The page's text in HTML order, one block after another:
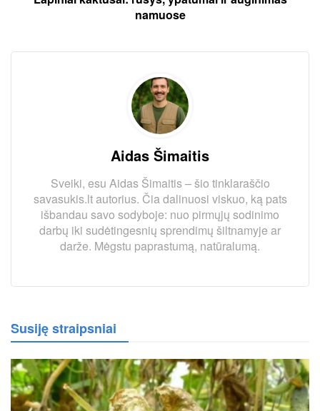
namuose
Aidas Šimaitis
Sveiki, esu Aidas Šimaitis – šio tinklaraščio
savasukis.lt autorius. Čia dalinuosi viskuo, ką pats
išbandau savo sodyboje: nuo pirmųjų sodinimo
darbų iki sudėtingesnių sprendimų šiltnamyje ar
darže. Mėgstu paprastumą, natūralumą.
Susiję straipsniai